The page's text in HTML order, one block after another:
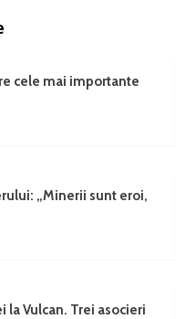
cele mai importante
„Minerii sunt eroi,
la Vulcan. Trei asocieri